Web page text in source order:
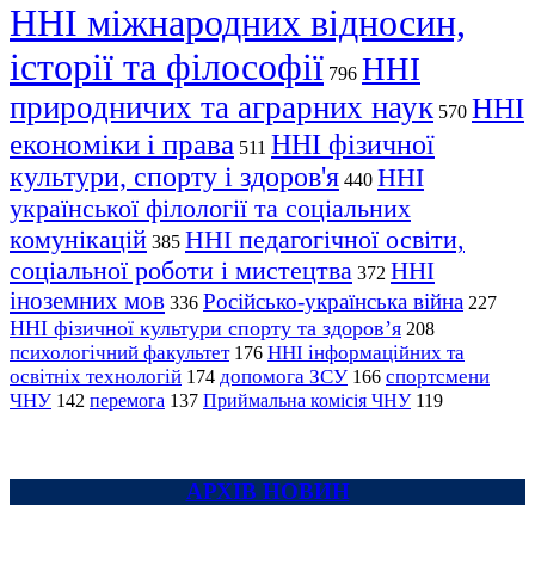
ННІ міжнародних відносин,
історії та філософії 796 ННІ
природничих та аграрних наук 570 ННІ
економіки і права 511 ННІ фізичної
культури, спорту і здоров'я 440 ННІ
української філології та соціальних
комунікацій 385 ННІ педагогічної освіти,
соціальної роботи і мистецтва 372 ННІ
іноземних мов 336 Російсько-українська війна 227
ННІ фізичної культури спорту та здоров’я 208
психологічний факультет 176 ННІ інформаційних та
освітніх технологій 174 допомога ЗСУ 166 спортсмени
ЧНУ 142 перемога 137 Приймальна комісія ЧНУ 119
АРХІВ НОВИН